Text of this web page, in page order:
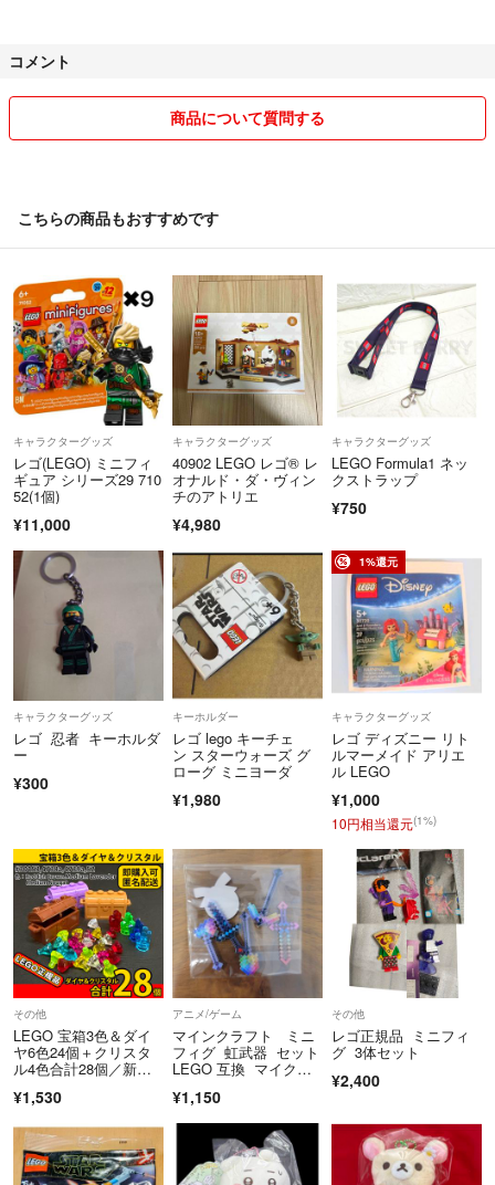
コメント
商品について質問する
こちらの商品もおすすめです
キャラクターグッズ
レゴ(LEGO) ミニフィ
ギュア シリーズ29 710
52(1個)
¥11,000
キャラクターグッズ
40902 LEGO レゴ® レ
オナルド・ダ・ヴィン
チのアトリエ
¥4,980
キャラクターグッズ
LEGO Formula1 ネッ
クストラップ
¥750
キャラクターグッズ
レゴ 忍者 キーホルダ
ー
¥300
キーホルダー
レゴ lego キーチェ
ン スターウォーズ グ
ローグ ミニヨーダ
¥1,980
1%還元
キャラクターグッズ
レゴ ディズニー リト
ルマーメイド アリエ
ル LEGO
¥1,000
10円相当還元(1%)
その他
LEGO 宝箱3色＆ダイ
ヤ6色24個＋クリスタ
ル4色合計28個／新品,
¥1,530
アニメ/ゲーム
マインクラフト ミニ
フィグ 虹武器 セット
LEGO 互換 マイク
¥1,150
その他
レゴ正規品 ミニフィ
グ 3体セット
¥2,400